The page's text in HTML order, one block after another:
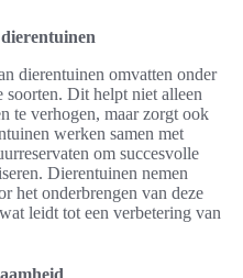
dierentuinen omvatten onder
soorten. Dit helpt niet alleen
te verhogen, maar zorgt ook
werken samen met
om succesvolle
Dierentuinen nemen
het onderbrengen van deze
leidt tot een verbetering van